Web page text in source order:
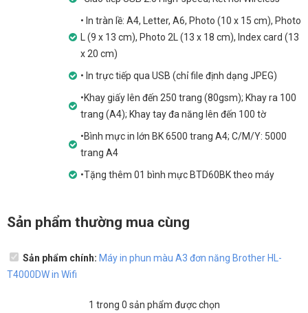
• In tràn lề: A4, Letter, A6, Photo (10 x 15 cm), Photo
L (9 x 13 cm), Photo 2L (13 x 18 cm), Index card (13
x 20 cm)
• In trực tiếp qua USB (chỉ file định dạng JPEG)
•Khay giấy lên đến 250 trang (80gsm); Khay ra 100
trang (A4); Khay tay đa năng lên đến 100 tờ
•Bình mực in lớn BK 6500 trang A4; C/M/Y: 5000
trang A4
•Tặng thêm 01 bình mực BTD60BK theo máy
Sản phẩm thường mua cùng
Sản phẩm chính: Máy in phun màu A3 đơn năng Brother HL-
T4000DW in Wifi
1 trong 0 sản phẩm được chọn